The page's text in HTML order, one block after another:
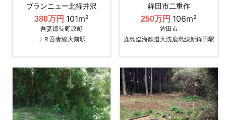
ブランニュー北軽井沢
380万円 101m²
吾妻郡長野原町
ＪＲ吾妻線大前駅
鉾田市二重作
250万円 106m²
鉾田市
鹿島臨海鉄道大洗鹿島線新鉾田駅